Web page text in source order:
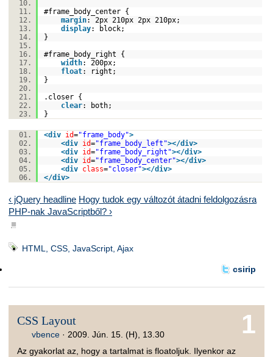
#frame _body_center {
margin: 2px 210px 2px 210px;
display: block;
}
#frame _body_right {
width: 200px;
float: right ;
}
.closer {
clear: both;
}
<div id="frame_body">
<div id="frame_body_left"></div>
<div id="frame_body_right"></div>
<div id="frame_body_center"></div>
<div class="closer"></div>
</div>
‹ jQuery headline Hogy tudok egy változót átadni feldolgozásra
PHP-nak JavaScriptből? ›
■
HTML, CSS, JavaScript, Ajax
csirip
1
CSS Layout
vbence · 2009. Jún. 15. (H), 13.30
Az gyakorlat az, hogy a tartalmat is floatoljuk. Ilyenkor az